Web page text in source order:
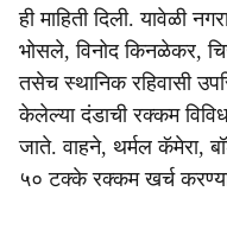
ही माहिती दिली. यावेळी
भोसले, विनोद किनळेकर,
तसेच स्थानिक रहिवासी
केलेल्या दंडाची रक्कम
जाते. वाहने, थर्मल कॅमेरा,
५० टक्के रक्कम खर्च